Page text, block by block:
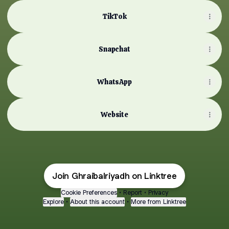
TikTok
Snapchat
WhatsApp
Website
Join Ghraibalriyadh on Linktree
Cookie Preferences • Report • Privacy
Explore • About this account • More from Linktree